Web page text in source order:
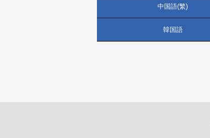
中国語(繁)
韓国語